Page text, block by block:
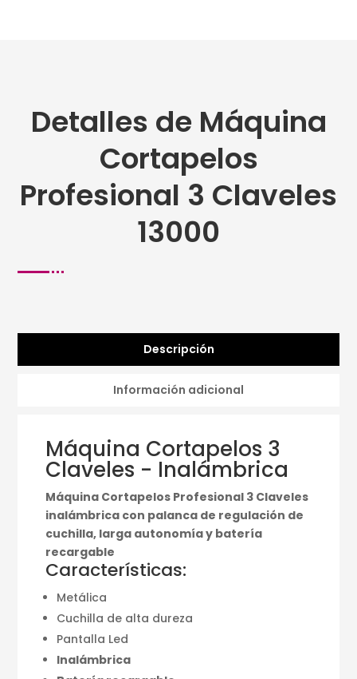
Detalles de Máquina
Cortapelos
Profesional 3 Claveles
13000
Descripción
Información adicional
Máquina Cortapelos 3
Claveles - Inalámbrica
Máquina Cortapelos Profesional 3 Claveles
inalámbrica con palanca de regulación de
cuchilla, larga autonomía y batería
recargable
Características:
Metálica
Cuchilla de alta dureza
Pantalla Led
Inalámbrica